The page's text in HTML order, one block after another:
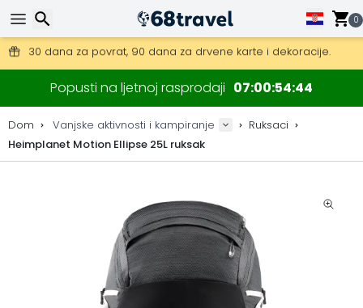
0
Besplatna dostava za narudžbe iznad 149 €.
Mogućnost slanja DHL Expressom (dostava unutar 24 sata)
30 dana za povrat, 90 dana za drvene karte i dekoracije.
Najbolje cijene za outdoor opremu i dodatke.
Popusti na ljetnoj rasprodaji 07 00 54 44
Dom Vanjske aktivnosti i kampiranje
Ruksaci
Heimplanet Motion Ellipse 25L ruksak
Traži